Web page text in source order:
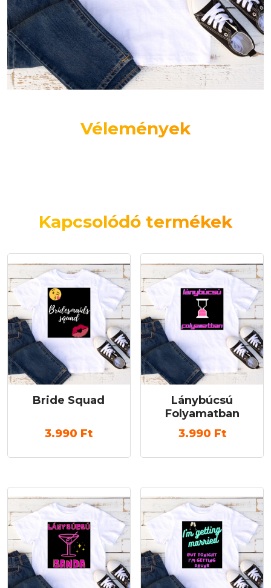
Vélemények
Kapcsolódó termékek
Bride Squad
3.990 Ft
Lánybúcsú
Folyamatban
3.990 Ft